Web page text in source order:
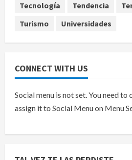
Tecnología
Tendencia
Turismo
Universidades
CONNECT WITH US
Social menu is not set. You need to
assign it to Social Menu on Menu